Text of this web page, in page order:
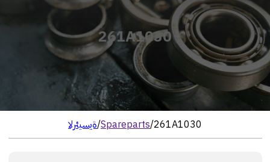
261A1030
الرئيسية/Spareparts/261A1030